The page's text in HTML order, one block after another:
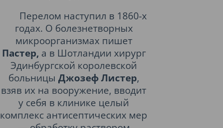
Перелом наступил в 1860-х
годах. О болезнетворных
микроорганизмах пишет
Пастер, а в Шотландии хирург
Эдинбургской королевской
больницы Джозеф Листер,
взяв их на вооружение, вводит
у себя в клинике целый
комплекс антисептических мер